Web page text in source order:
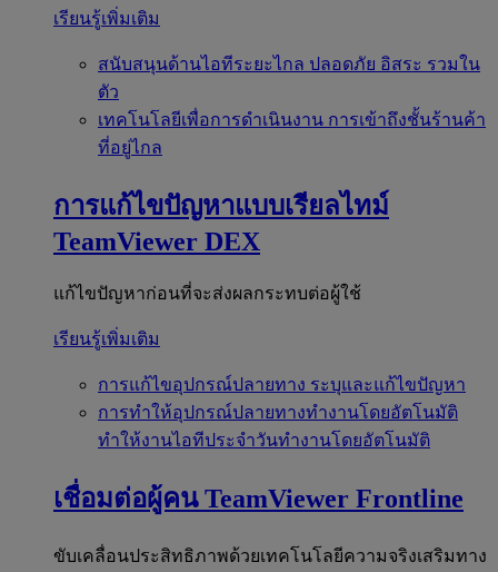
เรียนรู้เพิ่มเติม
สนับสนุนด้านไอทีระยะไกล ปลอดภัย อิสระ รวมใน
ตัว
เทคโนโลยีเพื่อการดำเนินงาน การเข้าถึงชั้นร้านค้า
ที่อยู่ไกล
การแก้ไขปัญหาแบบเรียลไทม์
TeamViewer DEX
แก้ไขปัญหาก่อนที่จะส่งผลกระทบต่อผู้ใช้
เรียนรู้เพิ่มเติม
การแก้ไขอุปกรณ์ปลายทาง ระบุและแก้ไขปัญหา
การทำให้อุปกรณ์ปลายทางทำงานโดยอัตโนมัติ
ทำให้งานไอทีประจำวันทำงานโดยอัตโนมัติ
เชื่อมต่อผู้คน TeamViewer Frontline
ขับเคลื่อนประสิทธิภาพด้วยเทคโนโลยีความจริงเสริมทาง